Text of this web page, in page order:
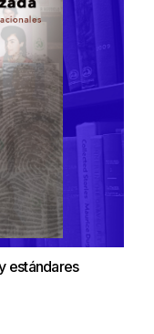
estándares